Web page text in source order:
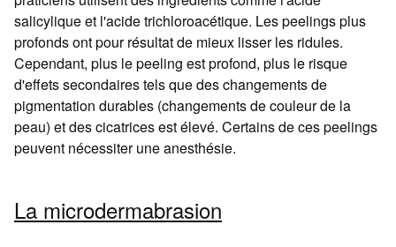
salicylique et l'acide trichloroacétique. Les peelings plus
profonds ont pour résultat de mieux lisser les ridules.
Cependant, plus le peeling est profond, plus le risque
d'effets secondaires tels que des changements de
pigmentation durables (changements de couleur de la
peau) et des cicatrices est élevé. Certains de ces peelings
peuvent nécessiter une anesthésie.
La microdermabrasion